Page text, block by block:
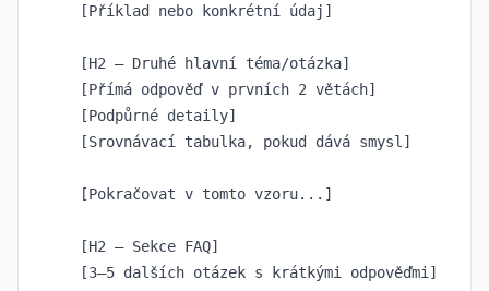
[Příklad nebo konkrétní údaj]
[H2 – Druhé hlavní téma/otázka]
[Přímá odpověď v prvních 2 větách]
[Podpůrné detaily]
[Srovnávací tabulka, pokud dává smysl]
[Pokračovat v tomto vzoru...]
[H2 – Sekce FAQ]